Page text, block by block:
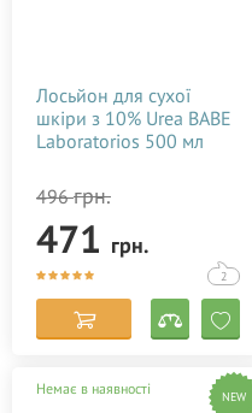
Лосьйон для сухої
шкіри з 10% Urea BABE
Laboratorios 500 мл
496грн.
471 грн.
2
Немає в наявності NEW